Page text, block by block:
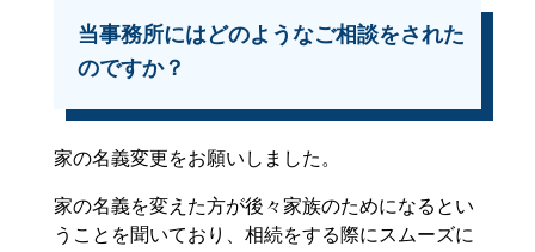
当事務所にはどのようなご相談をされた
のですか？
家の名義変更をお願いしました。
家の名義を変えた方が後々家族のためになるとい
うことを聞いており、相続をする際にスムーズに